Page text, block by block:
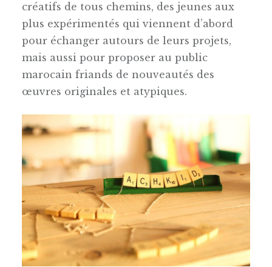
créatifs de tous chemins, des jeunes aux
plus expérimentés qui viennent d’abord
pour échanger autours de leurs projets,
mais aussi pour proposer au public
marocain friands de nouveautés des
œuvres originales et atypiques.